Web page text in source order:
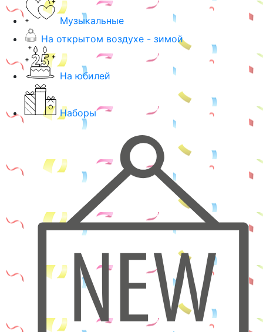
Музыкальные
На открытом воздухе - зимой
На юбилей
Наборы